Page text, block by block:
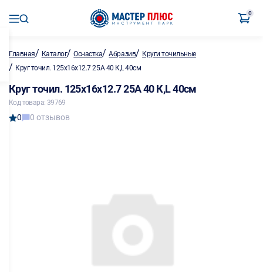
0
Главная/ Каталог/Оснастка/Абразив/ Круги точильные
/ Круг точил. 125х16х12.7 25А 40 К,L 40см
Круг точил. 125х16х12.7 25А 40 К,L 40см
Код товара: 39769
0 0 отзывов